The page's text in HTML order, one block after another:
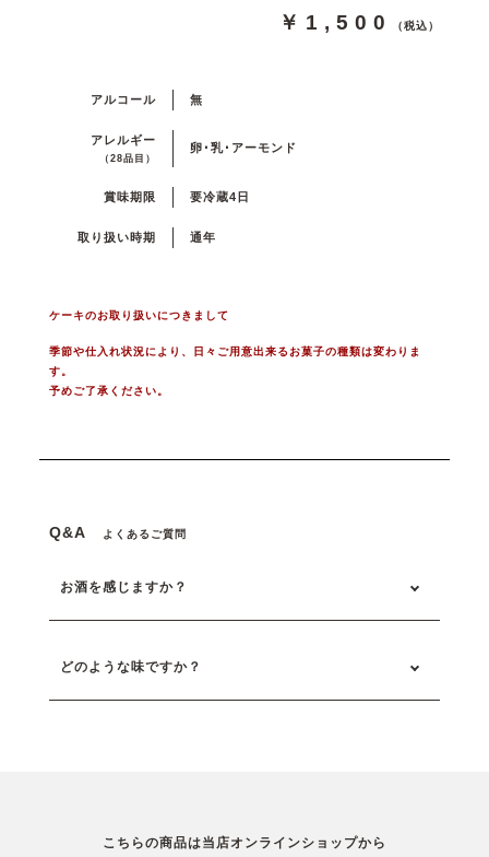
￥1,500 （税込）
アルコール 無
アレルギー
（28品目）
卵･乳･アーモンド
賞味期限 要冷蔵4日
取り扱い時期 通年
ケーキのお取り扱いにつきまして
季節や仕入れ状況により、日々ご用意出来るお菓子の種類は変わりま
す。
予めご了承ください。
Q&A よくあるご質問
お酒を感じますか？
どのような味ですか？
こちらの商品は当店オンラインショップから